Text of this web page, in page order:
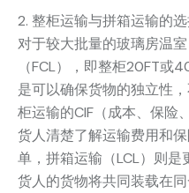
2. 整柜运输与拼箱运输的
对于较大批量的玻璃房温
（FCL），即整柜20FT或
是可以确保货物的独立性
柜运输的CIF（成本、保险
货人清楚了解运输费用和
单，拼箱运输（LCL）则
货人的货物将共同装载在